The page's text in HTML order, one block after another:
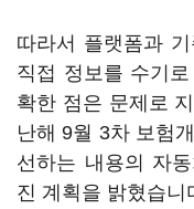
따라서 플랫폼과
직접 정보를 수기
확한 점은 문제로
난해 9월 3차 보험
선하는 내용의 자
진 계획을 밝혔습니